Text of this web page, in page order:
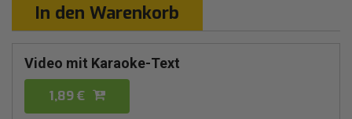
In den Warenkorb
Video mit Karaoke-Text
1,89 €